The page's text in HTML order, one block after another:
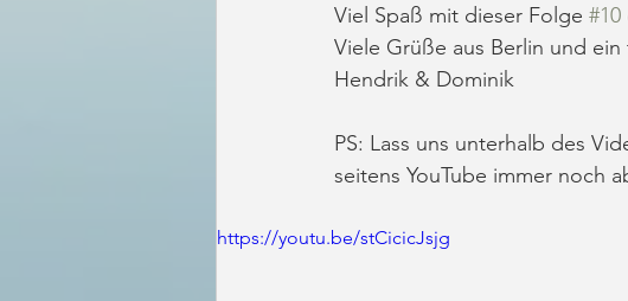
Viel Spaß mit dieser Folge #10
Viele Grüße aus Berlin und
Hendrik & Dominik
PS: Lass uns unterhalb des
seitens YouTube immer noch
https://youtu.be/stCicicJsjg